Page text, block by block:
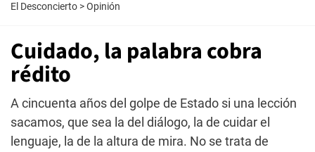
El Desconcierto >Opinión
Cuidado, la palabra cobra
rédito
A cincuenta años del golpe de Estado si una lección
sacamos, que sea la del diálogo, la de cuidar el
lenguaje, la de la altura de mira. No se trata de